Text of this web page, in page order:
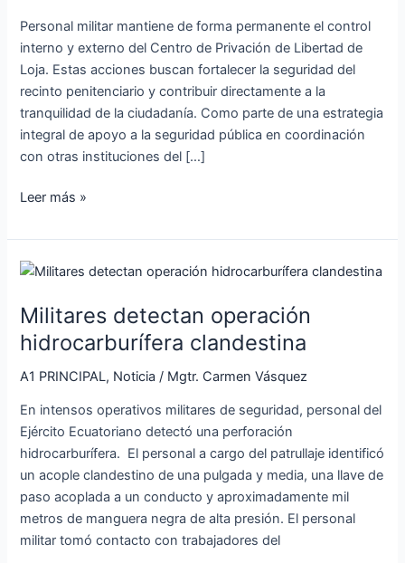
Personal militar mantiene de forma permanente el control
interno y externo del Centro de Privación de Libertad de
Loja. Estas acciones buscan fortalecer la seguridad del
recinto penitenciario y contribuir directamente a la
tranquilidad de la ciudadanía. Como parte de una estrategia
integral de apoyo a la seguridad pública en coordinación
con otras instituciones del […]
Leer más »
Militares detectan operación
hidrocarburífera clandestina
A1 PRINCIPAL, Noticia / Mgtr. Carmen Vásquez
En intensos operativos militares de seguridad, personal del
Ejército Ecuatoriano detectó una perforación
hidrocarburífera. El personal a cargo del patrullaje identificó
un acople clandestino de una pulgada y media, una llave de
paso acoplada a un conducto y aproximadamente mil
metros de manguera negra de alta presión. El personal
militar tomó contacto con trabajadores del
Militares
operación
hidrocarburífera
clandestina